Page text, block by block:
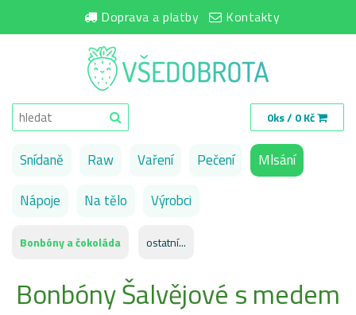
Doprava a platby Kontakty
0ks / 0 Kč
Snídaně Raw Vaření Pečení
Mlsání
Nápoje
Na tělo Výrobci
Bonbóny a čokoláda ostatní...
Bonbóny Šalvějové s medem